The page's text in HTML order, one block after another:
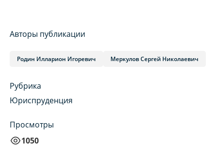
Авторы публикации
Родин Илларион Игоревич Меркулов Сергей Николаевич
Рубрика
Юриспруденция
Просмотры
1050